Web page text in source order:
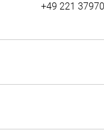
+49 221